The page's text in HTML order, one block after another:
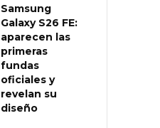
Samsung
Galaxy S26 FE:
aparecen las
primeras
fundas
oficiales y
revelan su
diseño